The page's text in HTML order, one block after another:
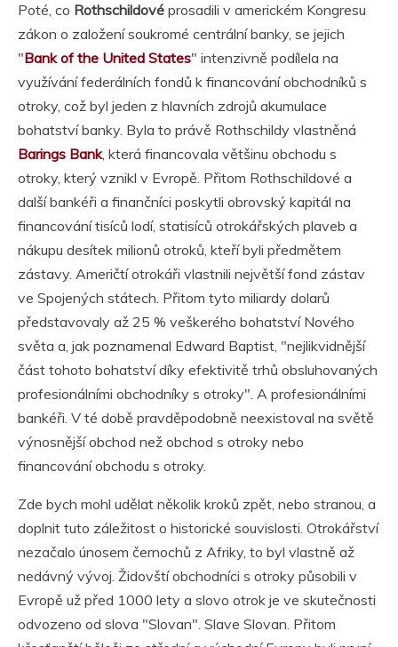
Poté, co Rothschildové prosadili v americkém Kongresu
zákon o založení soukromé centrální banky, se jejich
"Bank of the United States" intenzivně podílela na
využívání federálních fondů k financování obchodníků s
otroky, což byl jeden z hlavních zdrojů akumulace
bohatství banky. Byla to právě Rothschildy vlastněná
Barings Bank, která financovala většinu obchodu s
otroky, který vznikl v Evropě. Přitom Rothschildové a
další bankéři a finančníci poskytli obrovský kapitál na
financování tisíců lodí, statisíců otrokářských plaveb a
nákupu desítek milionů otroků, kteří byli předmětem
zástavy. Američtí otrokáři vlastnili největší fond zástav
ve Spojených státech. Přitom tyto miliardy dolarů
představovaly až 25 % veškerého bohatství Nového
světa a, jak poznamenal Edward Baptist, "nejlikvidnější
část tohoto bohatství díky efektivitě trhů obsluhovaných
profesionálními obchodníky s otroky". A profesionálními
bankéři. V té době pravděpodobně neexistoval na světě
výnosnější obchod než obchod s otroky nebo
financování obchodu s otroky.
Zde bych mohl udělat několik kroků zpět, nebo stranou, a
doplnit tuto záležitost o historické souvislosti. Otrokářství
nezačalo únosem černochů z Afriky, to byl vlastně až
nedávný vývoj. Židovští obchodníci s otroky působili v
Evropě už před 1000 lety a slovo otrok je ve skutečnosti
odvozeno od slova "Slovan". Slave Slovan. Přitom